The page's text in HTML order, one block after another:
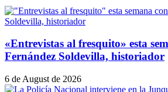
«Entrevistas al fresquito» esta
Fernández Soldevilla, historiador
6 de August de 2026